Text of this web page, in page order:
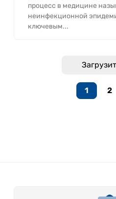
процесс в медицине
неинфекционной
ключевым...
1 2